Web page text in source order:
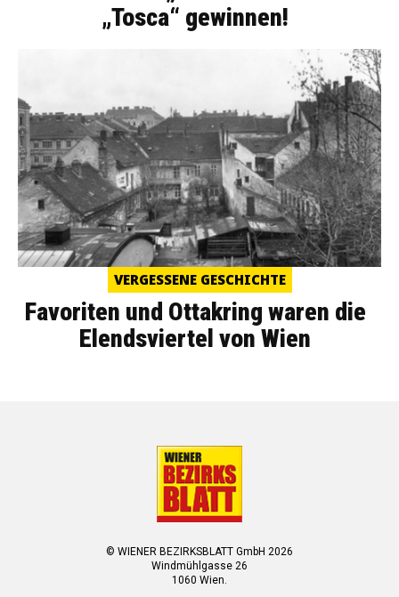
„Tosca“ gewinnen!
VERGESSENE GESCHICHTE
Favoriten und Ottakring waren die
Elendsviertel von Wien
© WIENER BEZIRKSBLATT GmbH 2026
Windmühlgasse 26
1060 Wien.